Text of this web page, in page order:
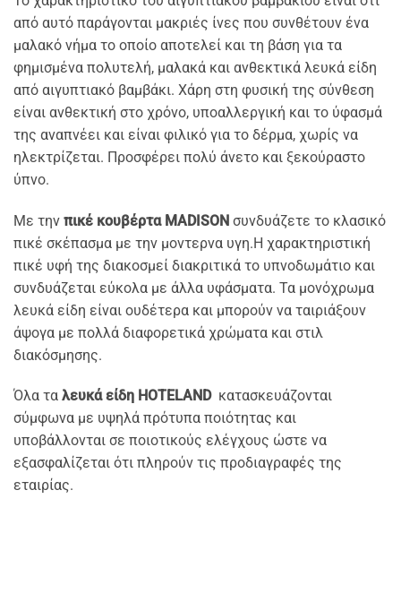
από αυτό παράγονται μακριές ίνες που συνθέτουν ένα
μαλακό νήμα το οποίο αποτελεί και τη βάση για τα
φημισμένα πολυτελή, μαλακά και ανθεκτικά λευκά είδη
από αιγυπτιακό βαμβάκι. Χάρη στη φυσική της σύνθεση
είναι ανθεκτική στο χρόνο, υποαλλεργική και το ύφασμά
της αναπνέει και είναι φιλικό για το δέρμα, χωρίς να
ηλεκτρίζεται. Προσφέρει πολύ άνετο και ξεκούραστο
ύπνο.
Με την πικέ κουβέρτα MADISON συνδυάζετε το κλασικό
πικέ σκέπασμα με την μοντερνα υγη.Η χαρακτηριστική
πικέ υφή της διακοσμεί διακριτικά το υπνοδωμάτιο και
συνδυάζεται εύκολα με άλλα υφάσματα. Τα μονόχρωμα
λευκά είδη είναι ουδέτερα και μπορούν να ταιριάξουν
άψογα με πολλά διαφορετικά χρώματα και στιλ
διακόσμησης.
Όλα τα λευκά είδη HOTELAND κατασκευάζονται
σύμφωνα με υψηλά πρότυπα ποιότητας και
υποβάλλονται σε ποιοτικούς ελέγχους ώστε να
εξασφαλίζεται ότι πληρούν τις προδιαγραφές της
εταιρίας.